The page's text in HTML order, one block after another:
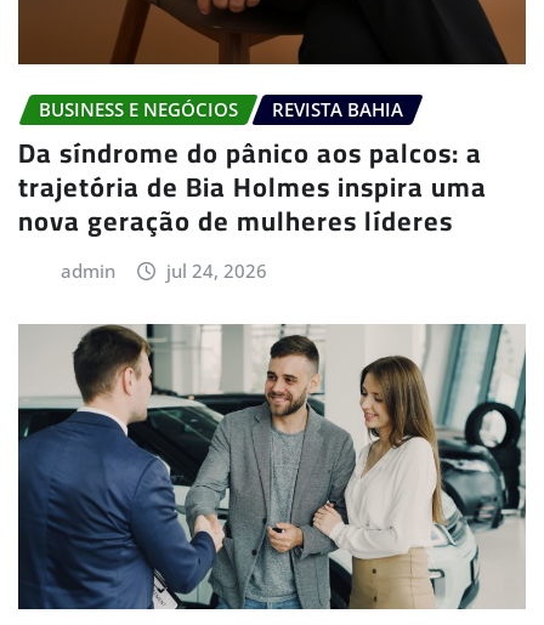
BUSINESS E NEGÓCIOS REVISTA BAHIA
Da síndrome do pânico aos palcos: a
trajetória de Bia Holmes inspira uma
nova geração de mulheres líderes
admin jul 24, 2026